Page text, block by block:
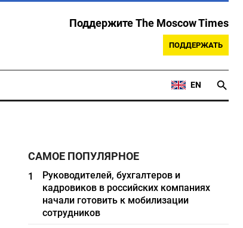
Поддержите The Moscow Times
ПОДДЕРЖАТЬ
EN
САМОЕ ПОПУЛЯРНОЕ
1
Руководителей, бухгалтеров и
кадровиков в российских компаниях
начали готовить к мобилизации
сотрудников